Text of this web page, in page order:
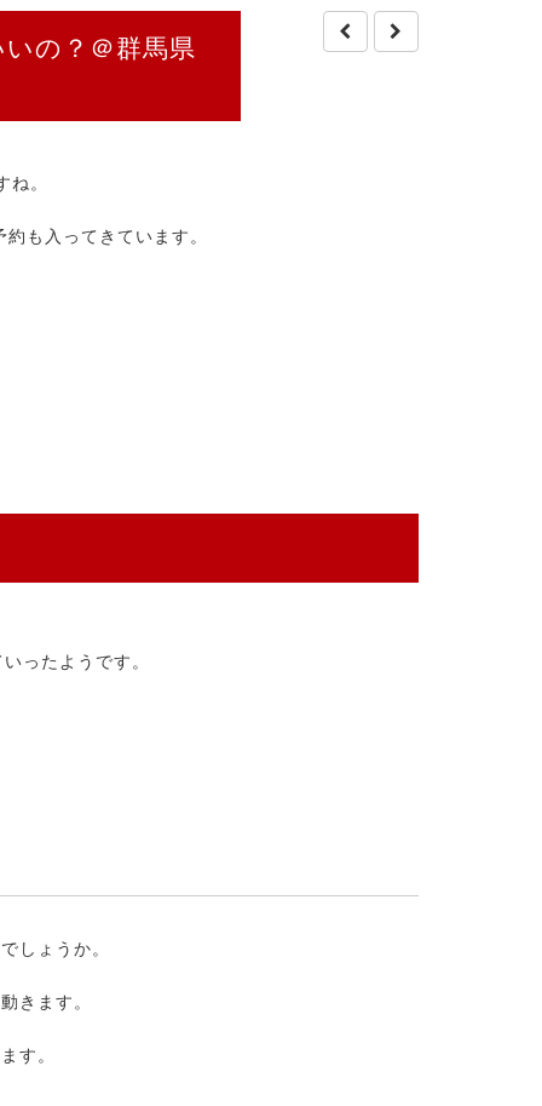
の？＠群馬県
。
も入ってきています。
ったようです。
しょうか。
きます。
す。